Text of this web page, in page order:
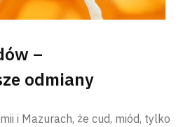
–
odmiany
i Mazurach, że cud, miód, tylko